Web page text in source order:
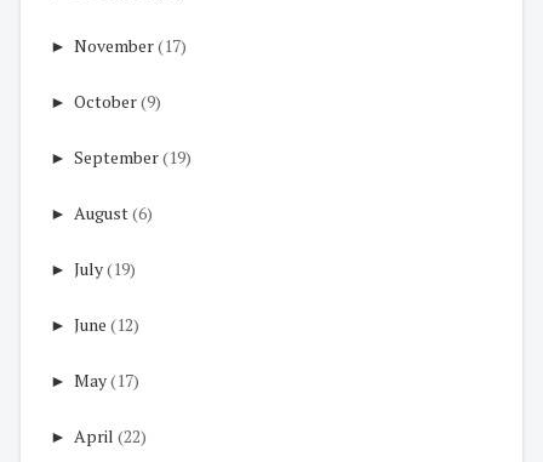
► November(17)
► October(9)
► September(19)
► August(6)
► July(19)
► June (12)
► May(17)
► April (22)